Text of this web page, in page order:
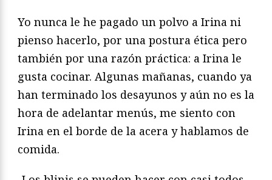
Yo nunca le he pagado un polvo a Irina ni
pienso hacerlo, por una postura ética pero
también por una razón práctica: a Irina le
gusta cocinar. Algunas mañanas, cuando ya
han terminado los desayunos y aún no es la
hora de adelantar menús, me siento con
Irina en el borde de la acera y hablamos de
comida.